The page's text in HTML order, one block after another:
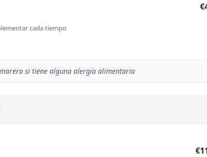
cada tiempo
si tiene alguna alergia alimentaria